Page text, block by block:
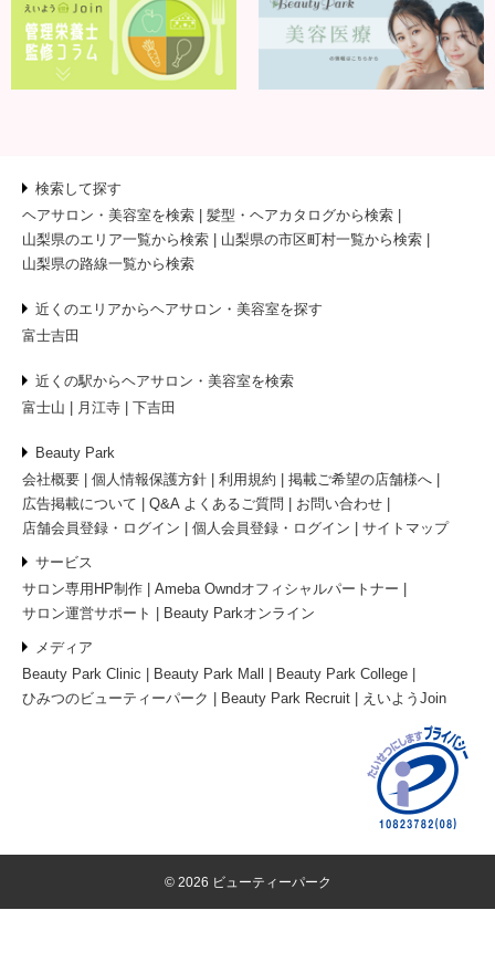
検索して探す
ヘアサロン・美容室を検索
髪型・ヘアカタログから検索
山梨県のエリア一覧から検索
山梨県の市区町村一覧から検索
山梨県の路線一覧から検索
近くのエリアからヘアサロン・美容室を探す
富士吉田
近くの駅からヘアサロン・美容室を検索
富士山
月江寺 下吉田
Beauty Park
会社概要
個人情報保護方針 利用規約
掲載ご希望の店舗様へ
広告掲載について
Q&A よくあるご質問
お問い合わせ
店舗会員登録・ログイン
個人会員登録・ログイン サイトマップ
サービス
サロン専用HP制作
Ameba Owndオフィシャルパートナー
サロン運営サポート
Beauty Parkオンライン
メディア
Beauty Park Clinic
Beauty Park Mall
Beauty Park College
ひみつのビューティーパーク
Beauty Park Recruit えいようJoin
© 2026 ビューティーパーク